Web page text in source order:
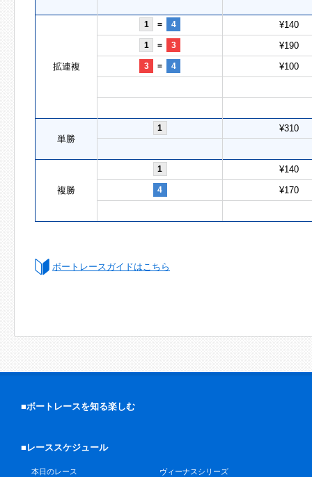
拡連複
1 = 4 ¥140
1 = 3 ¥190
3 = 4 ¥100
単勝
1 ¥310
複勝
1 ¥140
4 ¥170
ボートレースガイドはこちら
■ボートレースを知る楽しむ
■レーススケジュール
本日のレース
ヴィーナスシリーズ